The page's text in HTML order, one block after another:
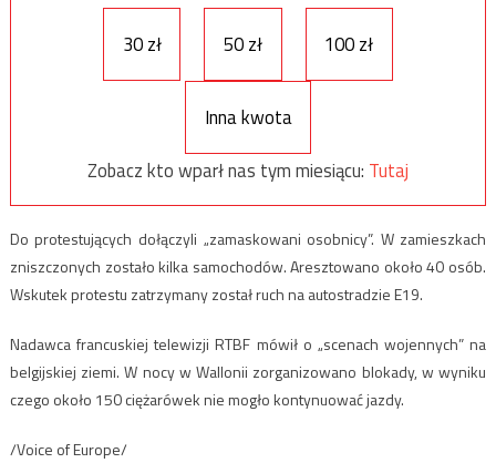
30 zł 50 zł 100 zł
Inna kwota
Zobacz kto wparł nas tym miesiącu: Tutaj
Do protestujących dołączyli „zamaskowani osobnicy”. W zamieszkach
zniszczonych zostało kilka samochodów. Aresztowano około 40 osób.
Wskutek protestu zatrzymany został ruch na autostradzie E19.
Nadawca francuskiej telewizji RTBF mówił o „scenach wojennych” na
belgijskiej ziemi. W nocy w Wallonii zorganizowano blokady, w wyniku
czego około 150 ciężarówek nie mogło kontynuować jazdy.
/Voice of Europe/